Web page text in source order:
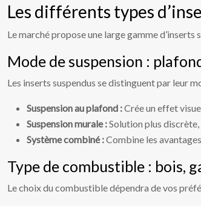
Les différents types
Le marché propose une large gamme
Mode de suspension :
Les inserts suspendus se distinguent par leur
Suspension au plafond :Crée un effet
Suspension murale :Solution plus
Système combiné :Combine les
Type de combustible : bois,
Le choix du combustible dépendra de vos